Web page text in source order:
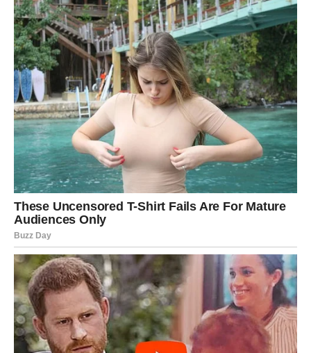
sretnijeg života bez loših ljudi. Uzimajući u obzir sve
navedene savjete, možete se bolje pripremiti za
suočavanje sa izazovima koje donose loši ljudi i izgraditi
život ispunjen pozitivnim iskustvima.